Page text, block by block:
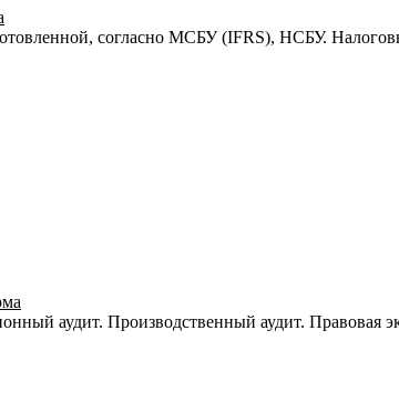
согласно МСБУ (IFRS), НСБУ.
аудит. Производственный аудит. Правовая